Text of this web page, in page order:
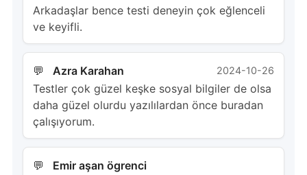
Arkadaşlar bence testi deneyin çok eğlenceli
ve keyifli.
Azra Karahan 2024-10-26
Testler çok güzel keşke sosyal bilgiler de olsa
daha güzel olurdu yazılılardan önce buradan
çalışıyorum.
Emir aşan ögrenci